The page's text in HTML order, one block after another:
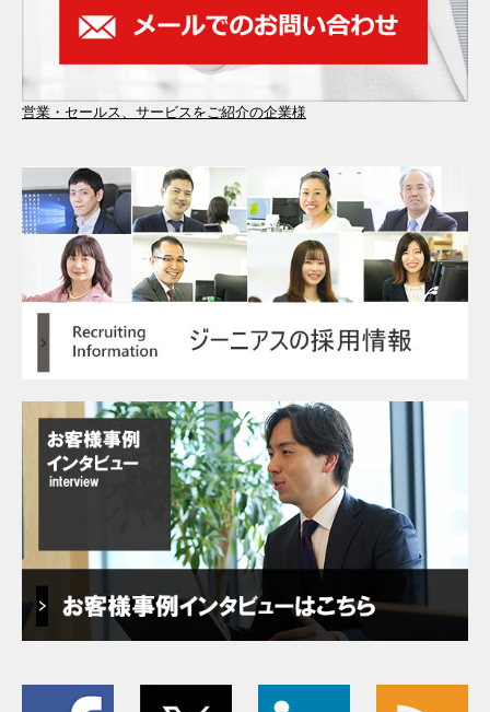
営業・セールス、サービスをご紹介の企業様